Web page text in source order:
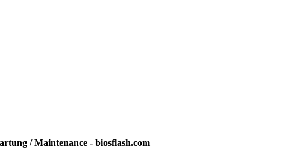
/ Maintenance - biosflash.com